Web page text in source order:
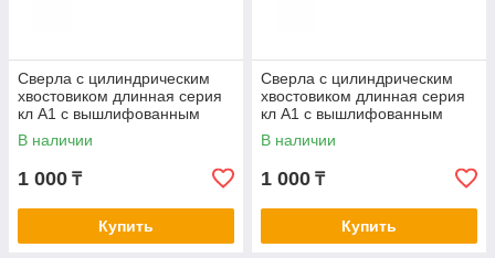
Сверла с цилиндрическим
хвостовиком длинная серия
кл А1 с вышлифованным
профилем нитрид/тит 4,1-4,2
В наличии
1 000 ₸
Купить
Сверла с цилиндрическим
хвостовиком длинная серия
кл А1 с вышлифованным
профилем нитрид/тит 4,3-4,5
В наличии
1 000 ₸
Купить